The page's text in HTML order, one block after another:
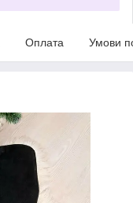
Оплата Умови